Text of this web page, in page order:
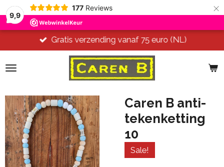
9,9
177 Reviews ×
Gratis verzending vanaf 75 euro (NL)
Caren B anti-
tekenketting
10
Sale!